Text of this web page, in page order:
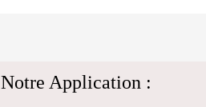
Notre Application :